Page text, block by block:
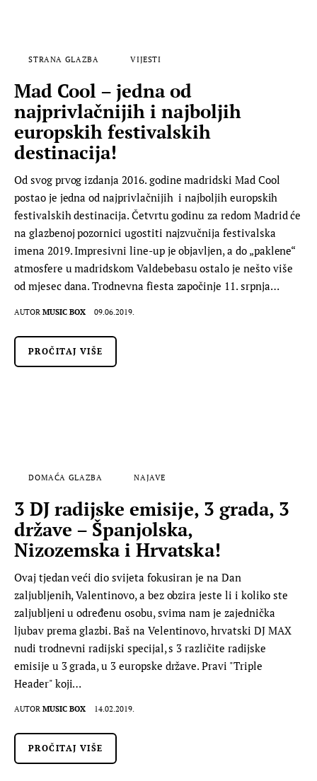
STRANA GLAZBA VIJESTI
Mad Cool – jedna od
najprivlačnijih i najboljih
europskih festivalskih
destinacija!
Od svog prvog izdanja 2016. godine madridski Mad Cool
postao je jedna od najprivlačnijih i najboljih europskih
festivalskih destinacija. Četvrtu godinu za redom Madrid će
na glazbenoj pozornici ugostiti najzvučnija festivalska
imena 2019. Impresivni line-up je objavljen, a do „paklene“
atmosfere u madridskom Valdebebasu ostalo je nešto više
od mjesec dana. Trodnevna fiesta započinje 11. srpnja…
AUTOR MUSIC BOX 09.06.2019.
PROČITAJ VIŠE
DOMAĆA GLAZBA NAJAVE
3 DJ radijske emisije, 3 grada, 3
države – Španjolska,
Nizozemska i Hrvatska!
Ovaj tjedan veći dio svijeta fokusiran je na Dan
zaljubljenih, Valentinovo, a bez obzira jeste li i koliko ste
zaljubljeni u određenu osobu, svima nam je zajednička
ljubav prema glazbi. Baš na Velentinovo, hrvatski DJ MAX
nudi trodnevni radijski specijal, s 3 različite radijske
emisije u 3 grada, u 3 europske države. Pravi "Triple
Header" koji…
AUTOR MUSIC BOX 14.02.2019.
PROČITAJ VIŠE